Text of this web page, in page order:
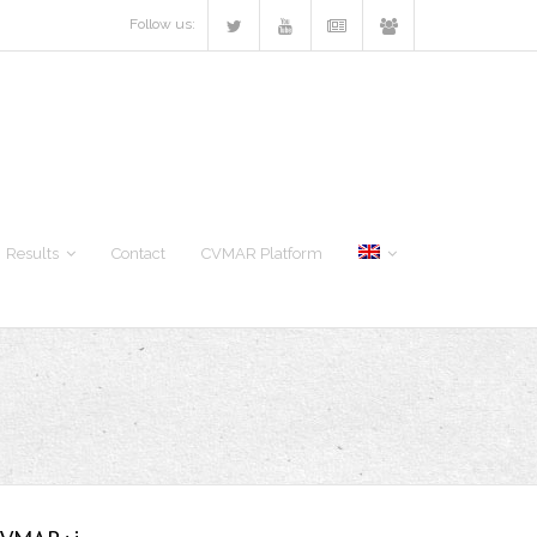
Follow us:
Results Contact CVMAR Platform